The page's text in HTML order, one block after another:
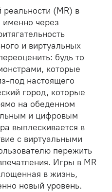
(MR) в
через
и виртуальных
будь то
которые
под настоящего
город, которые
на обеденном
и цифровым
выплескивается в
с виртуальными
пережить
Игры в MR
в жизнь,
новый уровень.